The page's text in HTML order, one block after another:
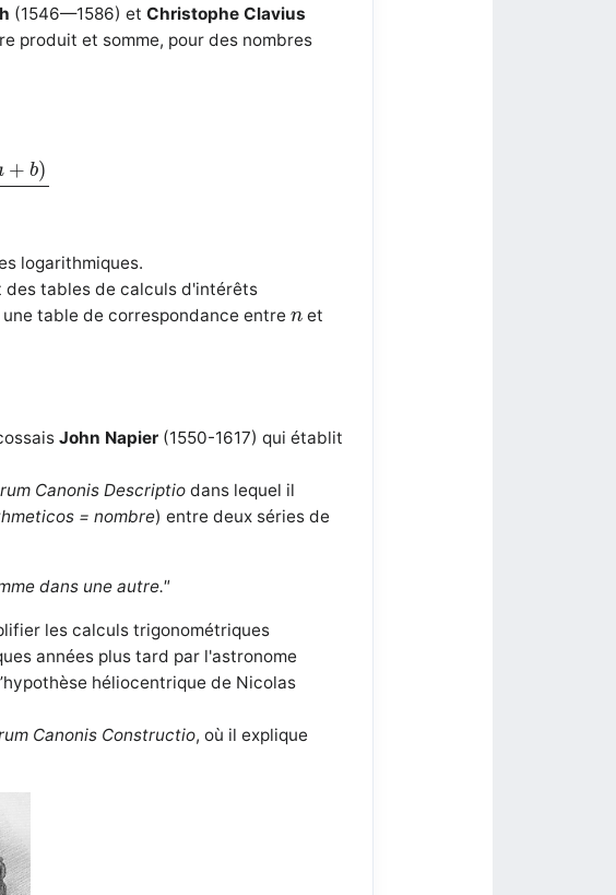
(1546—1586) etChristophe Clavius
produit et somme, pour des nombres
+ b)
) 2
logarithmiques.
des tables de calculs d'intérêts
une table de correspondance entren
n et
John Napier (1550-1617) qui établit
Canonis Descriptio dans lequel il
= nombre) entre deux séries de
dans une autre."
les calculs trigonométriques
années plus tard par l'astronome
héliocentrique de Nicolas
Canonis Constructio, où il explique